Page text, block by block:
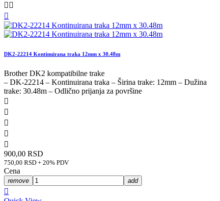
 

DK2-22214 Kontinuirana traka 12mm x 30.48m
Brother DK2 kompatibilne trake
– DK-22214 – Kontinuirana traka – Širina trake: 12mm – Dužina
trake: 30.48m – Odlično prijanja za površine





900,00 RSD
750,00 RSD + 20% PDV
Cena
remove add
